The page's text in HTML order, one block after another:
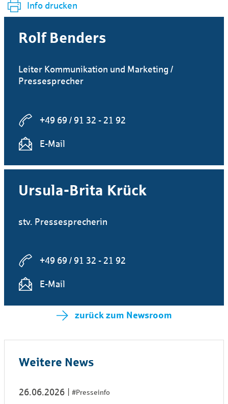
Info drucken
Rolf Benders
Leiter Kommunikation und Marketing /
Pressesprecher
+49 69 / 91 32 - 21 92
E-Mail
Ursula-Brita Krück
stv. Pressesprecherin
+49 69 / 91 32 - 21 92
E-Mail
zurück zum Newsroom
Weitere News
26.06.2026 #Presseinfo